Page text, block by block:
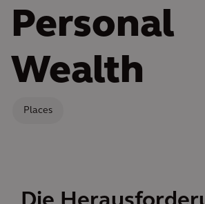
Personal
Wealth
Places